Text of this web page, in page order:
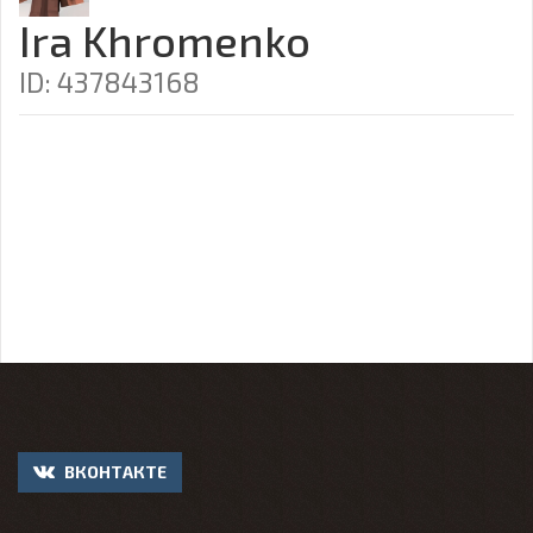
Ira Khromenko
ID: 437843168
ВКОНТАКТЕ